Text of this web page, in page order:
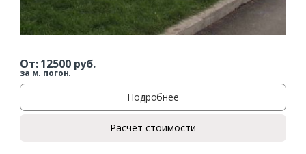
От:12500руб.
за м. погон.
Подробнее
Расчет стоимости